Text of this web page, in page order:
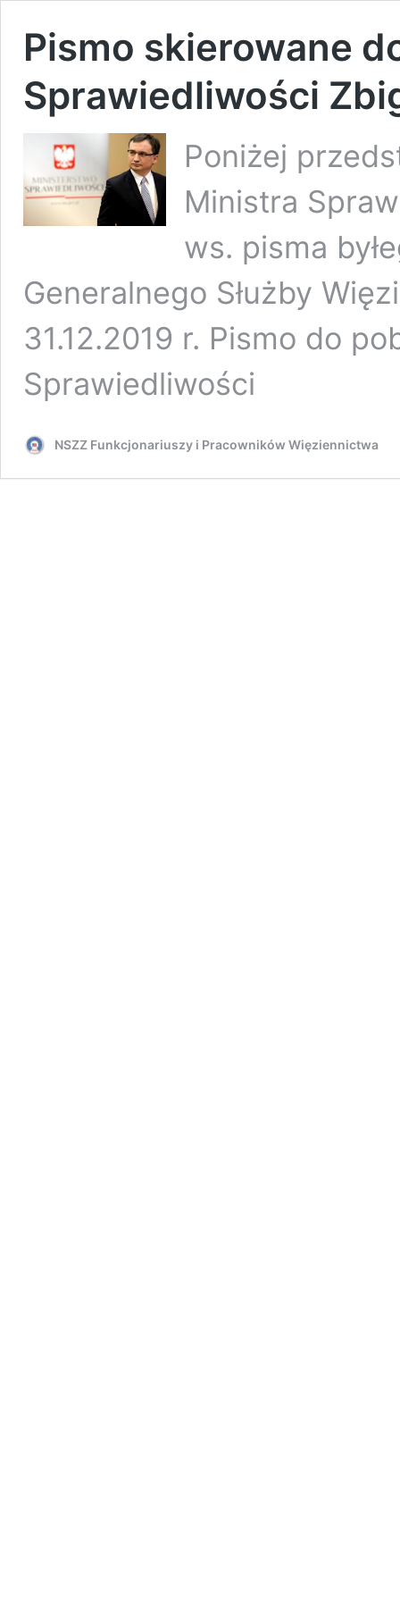
Pismo skierowane
Sprawiedliwości
Poniżej
Ministra
ws. pisma
Generalnego Służby
31.12.2019 r. Pismo do
Sprawiedliwości
NSZZ Funkcjonariuszy i Pracowników Więziennictwa